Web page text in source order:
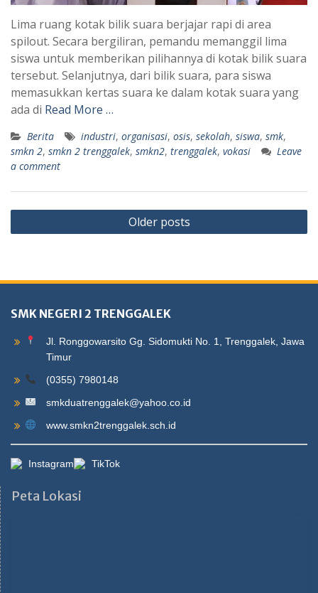
Lima ruang kotak bilik suara berjajar rapi di area
spilout. Secara bergiliran, pemandu memanggil lima
siswa untuk memberikan pilihannya di kotak bilik suara
tersebut. Selanjutnya, dari bilik suara, para siswa
memasukkan kertas suara ke dalam kotak suara yang
ada di Read More …
Berita industri, organisasi, osis, sekolah, siswa, smk,
smkn 2, smkn 2 trenggalek, smkn2, trenggalek, vokasi
Leave
a comment
Posts
navigation
Older posts
SMK NEGERI 2 TRENGGALEK
Jl. Ronggowarsito Gg. Sidomukti No. 1, Trenggalek, Jawa
Timur
(0355) 7980148
smkduatrenggalek@yahoo.co.id
www.smkn2trenggalek.sch.id
Instagram TikTok
Peta Lokasi